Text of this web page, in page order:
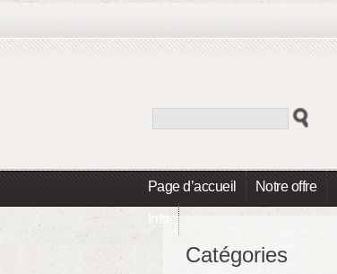
Page d’accueil Notre offre
Info
Catégories